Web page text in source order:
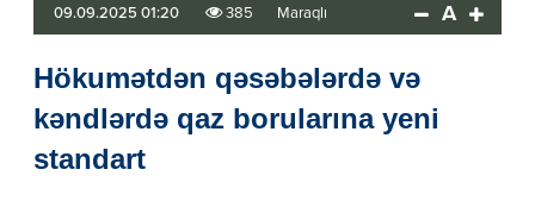
09.09.2025 01:20 385 Maraqlı A
Hökumətdən qəsəbələrdə və
kəndlərdə qaz borularına yeni
standart